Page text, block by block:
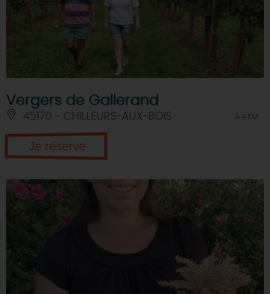
Vergers de Gallerand
45170 - CHILLEURS-AUX-BOIS À 4 KM
Je réserve